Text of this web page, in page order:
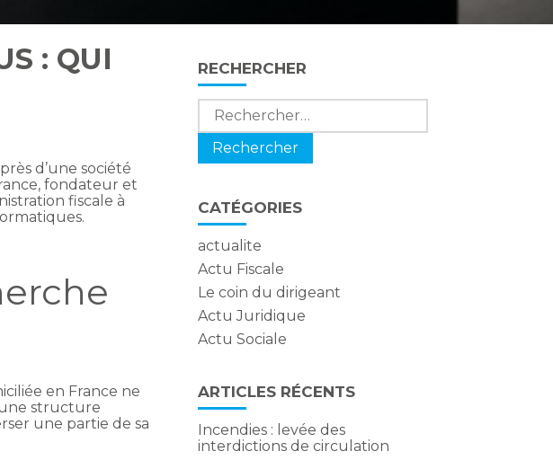
: QUI
d’une société
fondateur et
fiscale à
en France ne
structure
une partie de sa
Blog
sidebar
RECHERCHER
Rechercher :
CATÉGORIES
actualite
Actu Fiscale
Le coin du dirigeant
Actu Juridique
Actu Sociale
ARTICLES RÉCENTS
Incendies : levée des
interdictions de circulation